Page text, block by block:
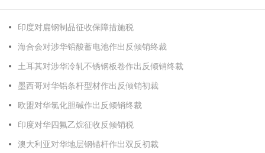
印度对扁钢制品征收保障措施税
海合会对涉华铅酸蓄电池作出反倾销终裁
土耳其对涉华冷轧不锈钢板卷作出反倾销终裁
墨西哥对华铝条杆型材作出反倾销初裁
欧盟对华氯化胆碱作出反倾销终裁
印度对华四氟乙烷征收反倾销税
澳大利亚对华地层钢锚杆作出双反初裁